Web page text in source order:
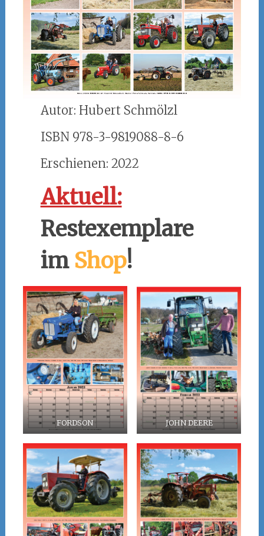
Autor: Hubert Schmölzl
ISBN 978-3-9819088-8-6
Erschienen: 2022
Aktuell:
Restexemplare
im Shop!
FORDSON JOHN DEERE